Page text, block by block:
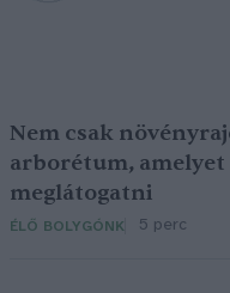
Nem csak
arborétum, amelyet
meglátogatni
ÉLŐ BOLYGÓNK 5 perc